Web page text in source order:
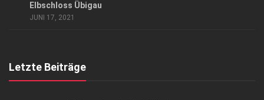
Elbschloss Übigau
JUNI 17, 2021
Letzte Beiträge